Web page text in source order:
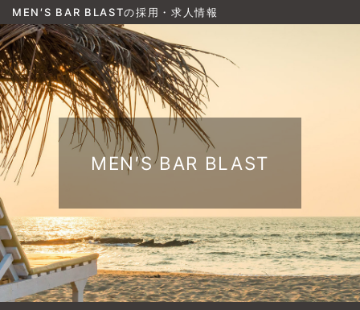
MEN′S BAR BLASTの採用・求人情報
MEN′S BAR BLAST